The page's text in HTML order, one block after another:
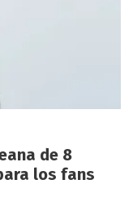
de 8
los fans